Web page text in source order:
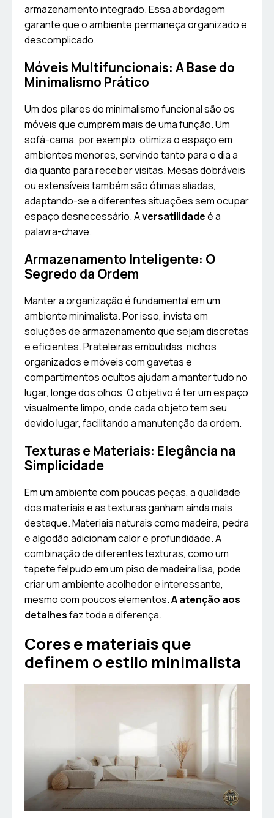
armazenamento integrado. Essa abordagem
garante que o ambiente permaneça organizado e
descomplicado.
Móveis Multifuncionais: A Base do
Minimalismo Prático
Um dos pilares do minimalismo funcional são os
móveis que cumprem mais de uma função. Um
sofá-cama, por exemplo, otimiza o espaço em
ambientes menores, servindo tanto para o dia a
dia quanto para receber visitas. Mesas dobráveis
ou extensíveis também são ótimas aliadas,
adaptando-se a diferentes situações sem ocupar
espaço desnecessário. Aversatilidadeé a
palavra-chave.
Armazenamento Inteligente: O
Segredo da Ordem
Manter a organização é fundamental em um
ambiente minimalista. Por isso, invista em
soluções de armazenamento que sejam discretas
e eficientes. Prateleiras embutidas, nichos
organizados e móveis com gavetas e
compartimentos ocultos ajudam a manter tudo no
lugar, longe dos olhos. O objetivo é ter um espaço
visualmente limpo, onde cada objeto tem seu
devido lugar, facilitando a manutenção da ordem.
Texturas e Materiais: Elegância na
Simplicidade
Em um ambiente com poucas peças, a qualidade
dos materiais e as texturas ganham ainda mais
destaque. Materiais naturais como madeira, pedra
e algodão adicionam calor e profundidade. A
combinação de diferentes texturas, como um
tapete felpudo em um piso de madeira lisa, pode
criar um ambiente acolhedor e interessante,
mesmo com poucos elementos.A atenção aos
detalhesfaz toda a diferença.
Cores e materiais que
definem o estilo minimalista